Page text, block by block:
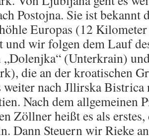
Postojna. Sie ist bekannt
Europas (12
und wir folgen dem Lauf
„Dolenjka“ (Unterkrain)
die an der kroatischen
weiter nach Jllirska Bistrica
Nach dem allgemeinen
Zöllner heißt es als
Dann Steuern wir Rieke